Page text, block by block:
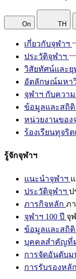
On TH
เกี่ยวกับจุฬาฯ
ประวัติจุฬาฯ
วิสัยทัศน์และยุ
อัตลักษณ์มหา
จุฬาฯ กับควา
ข้อมูลและสถิติ
หน่วยงานของ
ร้องเรียนทุจริ
รู้จักจุฬาฯ
แนะนำจุฬาฯ
ประวัติจุฬาฯ ป
ภารกิจหลัก ภ
จุฬาฯ 100 ปี จุ
ข้อมูลและสถิติ
บุคคลสำคัญที่
การจัดอันดับม
การรับรองหลั